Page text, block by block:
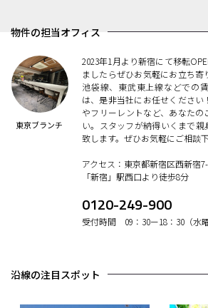
物件の担当オフィス
東京ブランチ
2023年1月より新宿にて移転
ましたらぜひお気軽にお立ち
池袋線、東武東上線などでの
は、是非当社にお任せくださ
やフリーレントなど、あなた
い。スタッフが納得いくまで
致します。ぜひお気軽にご相談
アクセス：東京都新宿区西新宿7-
「新宿」駅西口より徒歩8分
0120-249-900
受付時間 09：30ー18：30（水曜
沿線の注目スポット